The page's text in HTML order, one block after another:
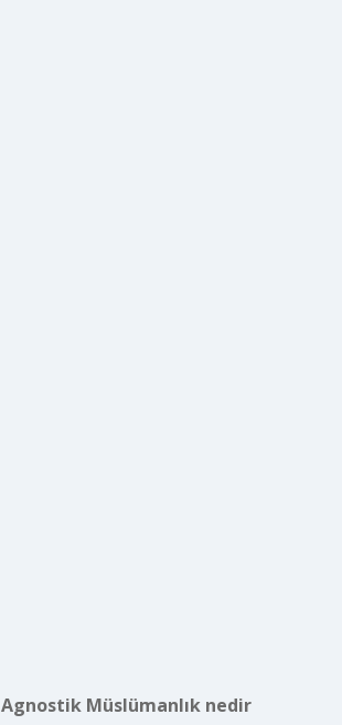
Agnostik Müslümanlık nedir